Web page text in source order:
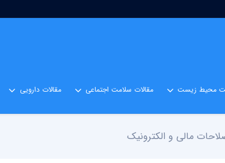
محیط زیست مقالات سلامت اجتماعی مقالات دارویی
مالی و الکترونیک